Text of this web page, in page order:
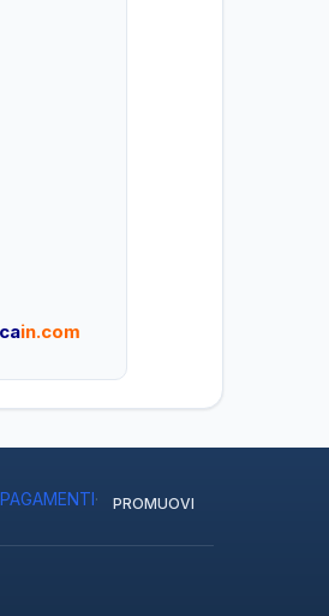
in.com
PAGAMENTI· PROMUOVI